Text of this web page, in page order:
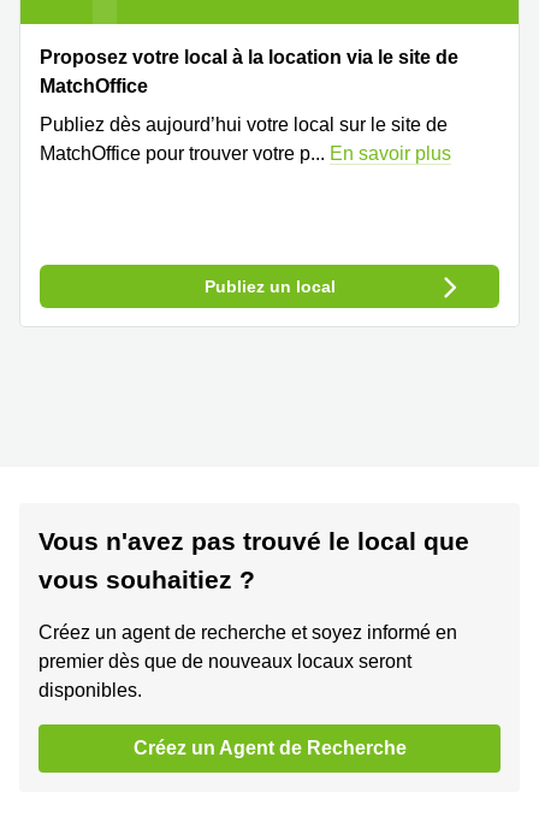
1
Rolle
Bahnhofstrasse
Proposez votre local à la location via le site de
MatchOffice
Publiez dès aujourd’hui votre local sur le site de
MatchOffice pour trouver votre p... En savoir plus
Publiez un local
Vous n'avez pas trouvé le local que
vous souhaitiez ?
Créez un agent de recherche et soyez informé en
premier dès que de nouveaux locaux seront
disponibles.
Créez un Agent de Recherche